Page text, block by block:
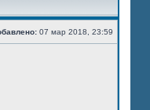
07 мар 2018, 23:59